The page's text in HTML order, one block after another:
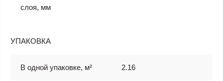
слоя, мм
УПАКОВКА
В одной упаковке, м² 2.16